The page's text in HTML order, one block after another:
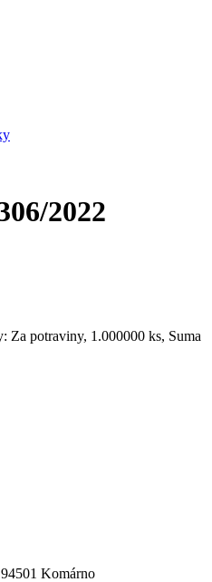
2022
Za potraviny, 1.000000 ks, Suma
Komárno